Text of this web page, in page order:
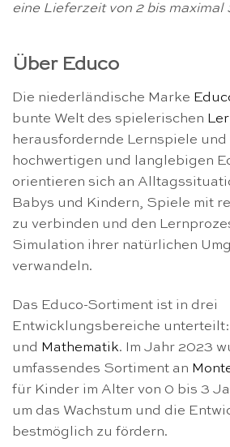
eine Lieferzeit von 2 bis maximal
Über Educo
Die niederländische Marke
bunte Welt des spielerischen
herausfordernde Lernspiele
hochwertigen und langlebigen
orientieren sich an
Babys und Kindern, Spiele mit
zu verbinden und den
Simulation ihrer natürlichen
verwandeln.
Das Educo-Sortiment ist in drei
Entwicklungsbereiche unterteilt:
und Mathematik. Im Jahr 2023
umfassendes Sortiment an
für Kinder im Alter von 0 bis 3
um das Wachstum und die
bestmöglich zu fördern.